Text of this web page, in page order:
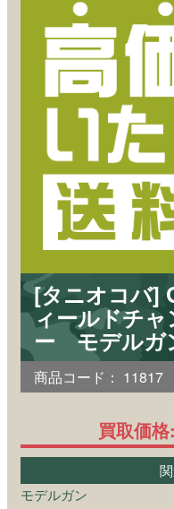
[タニオコバ]
ィールドチ
ー モデルガ
商品コード： 11817
買取価格:
モデルガン